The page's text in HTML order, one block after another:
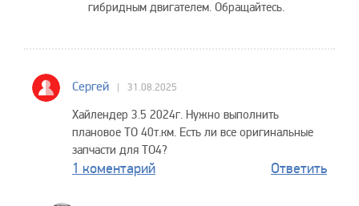
гибридным двигателем. Обращайтесь.
Сергей 31.08.2025
Хайлендер 3.5 2024г. Нужно выполнить
плановое ТО 40т.км. Есть ли все оригинальные
запчасти для ТО4?
1 коментарий Ответить